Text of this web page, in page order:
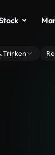
Trinken